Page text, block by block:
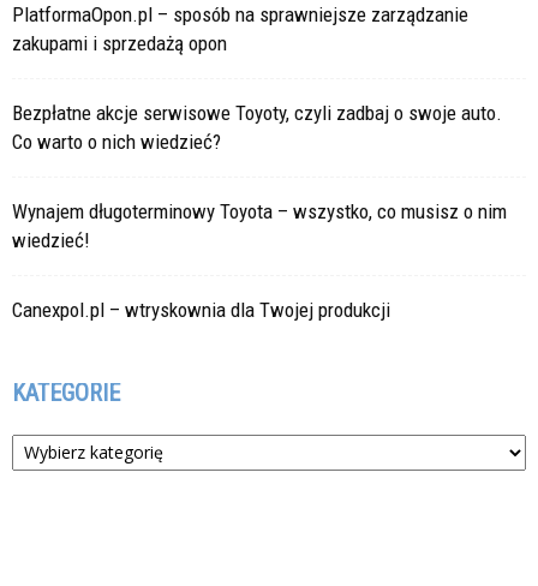
PlatformaOpon.pl – sposób na sprawniejsze zarządzanie
zakupami i sprzedażą opon
Bezpłatne akcje serwisowe Toyoty, czyli zadbaj o swoje auto.
Co warto o nich wiedzieć?
Wynajem długoterminowy Toyota – wszystko, co musisz o nim
wiedzieć!
Canexpol.pl – wtryskownia dla Twojej produkcji
KATEGORIE
Kategorie